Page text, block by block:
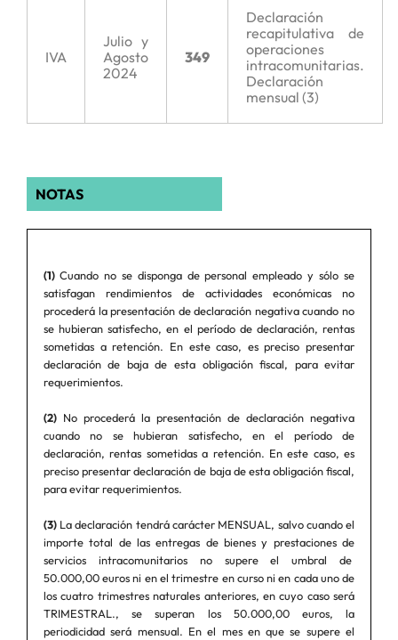
IVA
Julio y
Agosto
2024
349
Declaración
recapitulativa de
operaciones
intracomunitarias.
Declaración
mensual (3)
NOTAS
(1) Cuando no se disponga de personal empleado y sólo se
satisfagan rendimientos de actividades económicas no
procederá la presentación de declaración negativa cuando no
se hubieran satisfecho, en el período de declaración, rentas
sometidas a retención. En este caso, es preciso presentar
declaración de baja de esta obligación fiscal, para evitar
requerimientos.
(2)No procederá la presentación de declaración negativa
cuando no se hubieran satisfecho, en el período de
declaración, rentas sometidas a retención. En este caso, es
preciso presentar declaración de baja de esta obligación fiscal,
para evitar requerimientos.
(3)La declaración tendrá carácter MENSUAL, salvo cuando el
importe total de las entregas de bienes y prestaciones de
servicios intracomunitarios no supere el umbral de
50.000,00 euros ni en el trimestre en curso ni en cada uno de
los cuatro trimestres naturales anteriores, en cuyo caso será
TRIMESTRAL., se superan los 50.000,00 euros, la
periodicidad será mensual. En el mes en que se supere el